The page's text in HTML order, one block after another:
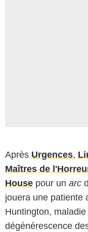
Après Urgences,
Maîtres de
House pour un arc
jouera une patiente
Huntington,
dégénérescence